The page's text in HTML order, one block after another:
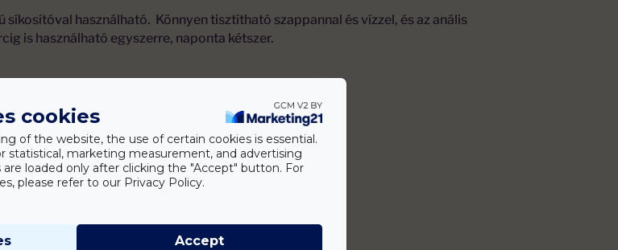
használható. Könnyen tisztítható szappannal és vízzel, és az anális
is használható egyszerre, naponta kétszer.
cookies
of the website, the use of certain cookies is essential.
statistical, marketing measurement, and advertising
are loaded only after clicking the "Accept" button. For
please refer to our Privacy Policy.
Accept